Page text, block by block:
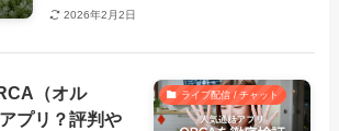
2026年2月2日
ライブ配信 / チャット
（オル
プリ？評判や